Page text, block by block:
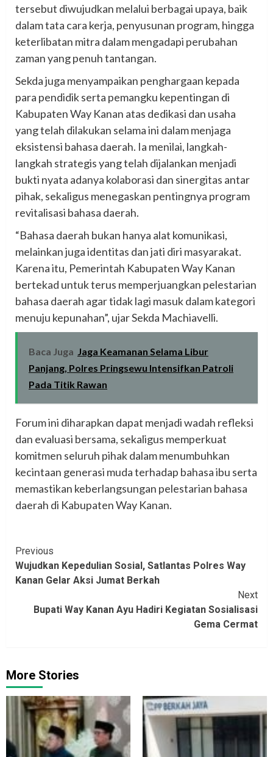
tersebut diwujudkan melalui berbagai upaya, baik
dalam tata cara kerja, penyusunan program, hingga
keterlibatan mitra dalam mengadapi perubahan
zaman yang penuh tantangan.
Sekda juga menyampaikan penghargaan kepada
para pendidik serta pemangku kepentingan di
Kabupaten Way Kanan atas dedikasi dan usaha
yang telah dilakukan selama ini dalam menjaga
eksistensi bahasa daerah. Ia menilai, langkah-
langkah strategis yang telah dijalankan menjadi
bukti nyata adanya kolaborasi dan sinergitas antar
pihak, sekaligus menegaskan pentingnya program
revitalisasi bahasa daerah.
“Bahasa daerah bukan hanya alat komunikasi,
melainkan juga identitas dan jati diri masyarakat.
Karena itu, Pemerintah Kabupaten Way Kanan
bertekad untuk terus memperjuangkan pelestarian
bahasa daerah agar tidak lagi masuk dalam kategori
menuju kepunahan”, ujar Sekda Machiavelli.
Baca Juga Jaga Keamanan Selama Libur
Panjang, Polres Pringsewu Intensifkan Patroli
Pada Titik Rawan
Forum ini diharapkan dapat menjadi wadah refleksi
dan evaluasi bersama, sekaligus memperkuat
komitmen seluruh pihak dalam menumbuhkan
kecintaan generasi muda terhadap bahasa ibu serta
memastikan keberlangsungan pelestarian bahasa
daerah di Kabupaten Way Kanan.
Continue
Reading
Previous
Wujudkan Kepedulian Sosial, Satlantas Polres Way
Kanan Gelar Aksi Jumat Berkah
Next
Bupati Way Kanan Ayu Hadiri Kegiatan Sosialisasi
Gema Cermat
More Stories